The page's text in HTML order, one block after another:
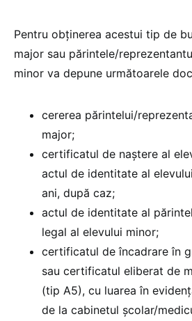
Pentru obținerea acestui tip de
major sau părintele/
minor va depune următoarele
cererea părintelui/
major;
certificatul de naștere al
actul de identitate al
ani, după caz;
actul de identitate al
legal al elevului minor;
certificatul de încadrare în
sau certificatul eliberat de
(tip A5), cu luarea în
de la cabinetul școlar/